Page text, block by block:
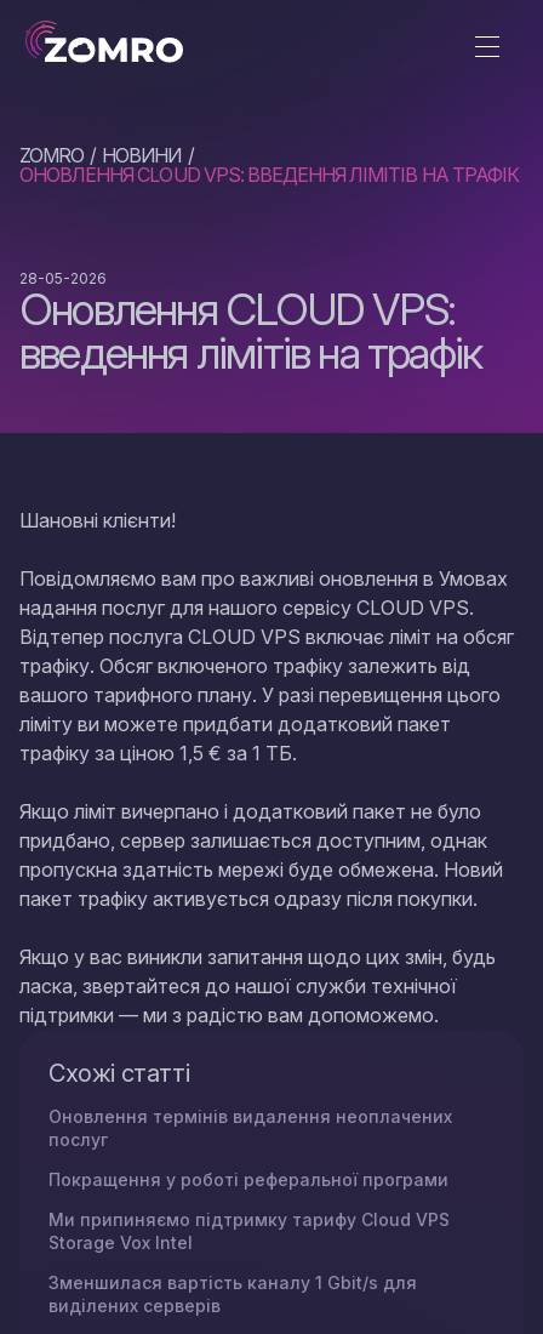
ZOMRO
НОВИНИ
ОНОВЛЕННЯ CLOUD VPS: ВВЕДЕННЯ ЛІМІТІВ НА ТРАФІК
Оновлення CLOUD VPS:
введення лімітів на трафік
28-05-2026
Шановні клієнти!
Повідомляємо вам про важливі оновлення в Умовах
надання послуг для нашого сервісу CLOUD VPS.
Відтепер послуга CLOUD VPS включає ліміт на обсяг
трафіку. Обсяг включеного трафіку залежить від
вашого тарифного плану. У разі перевищення цього
ліміту ви можете придбати додатковий пакет
трафіку за ціною 1,5 € за 1 ТБ.
Якщо ліміт вичерпано і додатковий пакет не було
придбано, сервер залишається доступним, однак
пропускна здатність мережі буде обмежена. Новий
пакет трафіку активується одразу після покупки.
Якщо у вас виникли запитання щодо цих змін, будь
ласка, звертайтеся до нашої служби технічної
підтримки — ми з радістю вам допоможемо.
Схожі статті
Оновлення термінів видалення неоплачених
послуг
Покращення у роботі реферальної програми
Ми припиняємо підтримку тарифу Cloud VPS
Storage Vox Intel
Зменшилася вартість каналу 1 Gbit/s для
виділених серверів